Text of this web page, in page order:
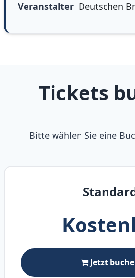
Veranstalter Deutschen
Tickets
Bitte wählen Sie eine
Jetzt